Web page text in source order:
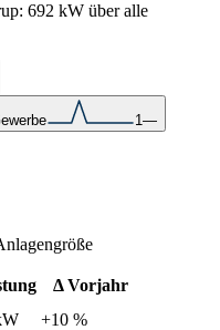
692 kW über alle
1—
Δ Vorjahr
+10 %